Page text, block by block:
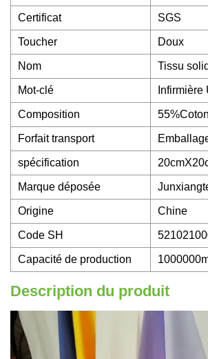
Certificat SGS
Toucher Doux
Nom Tissu
Mot-clé Infirmière
Composition
Forfait transport
spécification
Marque déposée
Origine Chine
Code SH
Capacité de production
Description du produit